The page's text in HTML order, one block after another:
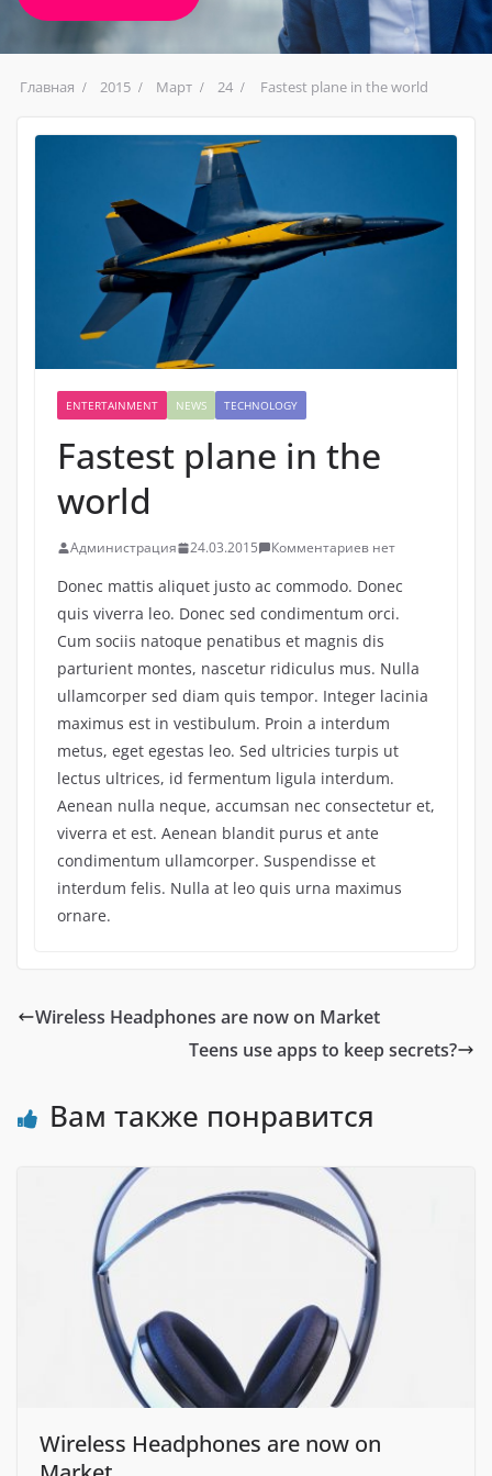
Главная 2015 Март 24 Fastest plane in the world
ENTERTAINMENT NEWS TECHNOLOGY
Fastest plane in the
world
Администрация 24.03.2015 Комментариев нет
Donec mattis aliquet justo ac commodo. Donec
quis viverra leo. Donec sed condimentum orci.
Cum sociis natoque penatibus et magnis dis
parturient montes, nascetur ridiculus mus. Nulla
ullamcorper sed diam quis tempor. Integer lacinia
maximus est in vestibulum. Proin a interdum
metus, eget egestas leo. Sed ultricies turpis ut
lectus ultrices, id fermentum ligula interdum.
Aenean nulla neque, accumsan nec consectetur et,
viverra et est. Aenean blandit purus et ante
condimentum ullamcorper. Suspendisse et
interdum felis. Nulla at leo quis urna maximus
ornare.
Wireless Headphones are now on Market
Teens use apps to keep secrets?
Вам также понравится
Wireless Headphones are now on